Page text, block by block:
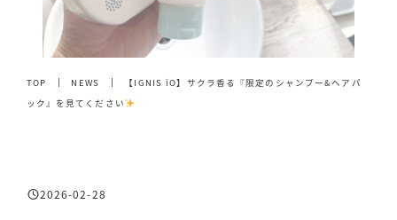
TOP NEWS
【IGNIS iO】サクラ香る『限定のシャンプー&ヘアパ
ック』を見てください
2026-02-28